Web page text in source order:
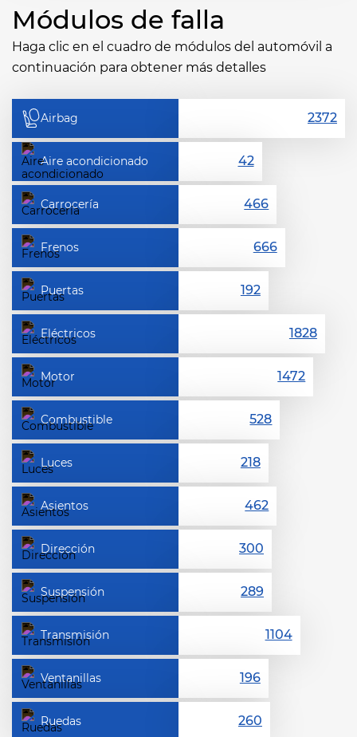
Módulos de falla
Haga clic en el cuadro de módulos del automóvil a
continuación para obtener más detalles
Airbag
Aire acondicionado
Carrocería
Frenos
Puertas
Eléctricos
Motor
Combustible
Luces
Asientos
Dirección
Suspensión
Transmisión
Ventanillas
Ruedas